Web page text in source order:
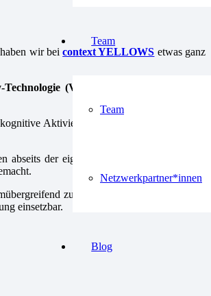
Team
Team
Netzwerkpartner*innen
Blog
haben wir beicontext YELLOWS etwas ganz
(VR/XR). VR ermöglicht das
Aktivierung erreicht, die nachhaltiges
der eigenen Kommunikationsmuster.
zur Verfügung und kann sowohl
einsetzbar.